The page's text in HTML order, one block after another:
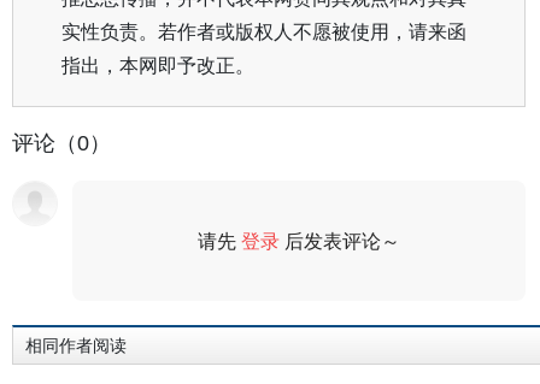
实性负责。若作者或版权人不愿被使用，请来函
指出，本网即予改正。
评论（0）
请先登录 后发表评论～
相同作者阅读